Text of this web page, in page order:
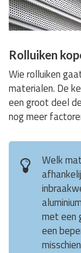
Rolluiken
Wie rolluiken
materialen. De
een groot deel
nog meer
Welk
met een
een